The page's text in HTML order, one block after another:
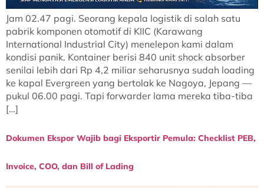
Jam 02.47 pagi. Seorang kepala logistik di salah satu
pabrik komponen otomotif di KIIC (Karawang
International Industrial City) menelepon kami dalam
kondisi panik. Kontainer berisi 840 unit shock absorber
senilai lebih dari Rp 4,2 miliar seharusnya sudah loading
ke kapal Evergreen yang bertolak ke Nagoya, Jepang —
pukul 06.00 pagi. Tapi forwarder lama mereka tiba-tiba
[…]
Dokumen Ekspor Wajib bagi Eksportir Pemula: Checklist PEB,
Invoice, COO, dan Bill of Lading